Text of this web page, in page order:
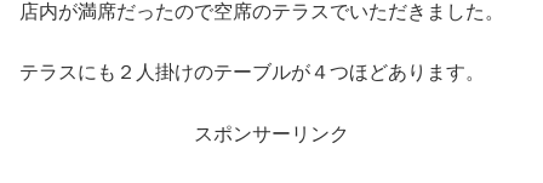
店内が満席だったので空席のテラスでいただきました。
テラスにも２人掛けのテーブルが４つほどあります。
スポンサーリンク